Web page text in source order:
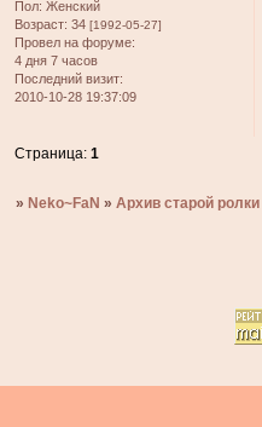
Пол: Женский
Возраст: 34 [1992-05-27]
Провел на форуме:
4 дня 7 часов
Последний визит:
2010-10-28 19:37:09
Страница:1
» Neko~FaN »Архив старой ролки